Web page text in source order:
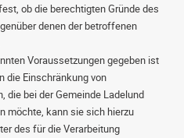
ob die berechtigten Gründe des
denen der betroffenen
Voraussetzungen gegeben ist
die Einschränkung von
die bei der Gemeinde Ladelund
möchte, kann sie sich hierzu
des für die Verarbeitung